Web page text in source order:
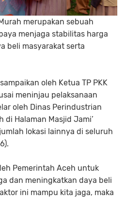
merupakan sebuah
menjaga stabilitas harga
beli masyarakat serta
oleh Ketua TP PKK
meninjau pelaksanaan
oleh Dinas Perindustrian
di Halaman Masjid Jami’
lokasi lainnya di seluruh
Pemerintah Aceh untuk
dan meningkatkan daya beli
ini mampu kita jaga, maka